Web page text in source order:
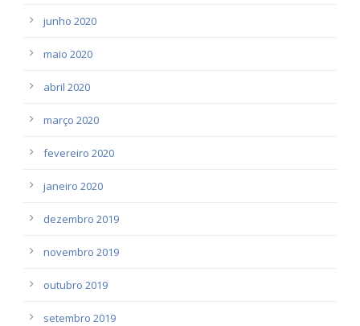
junho 2020
maio 2020
abril 2020
março 2020
fevereiro 2020
janeiro 2020
dezembro 2019
novembro 2019
outubro 2019
setembro 2019